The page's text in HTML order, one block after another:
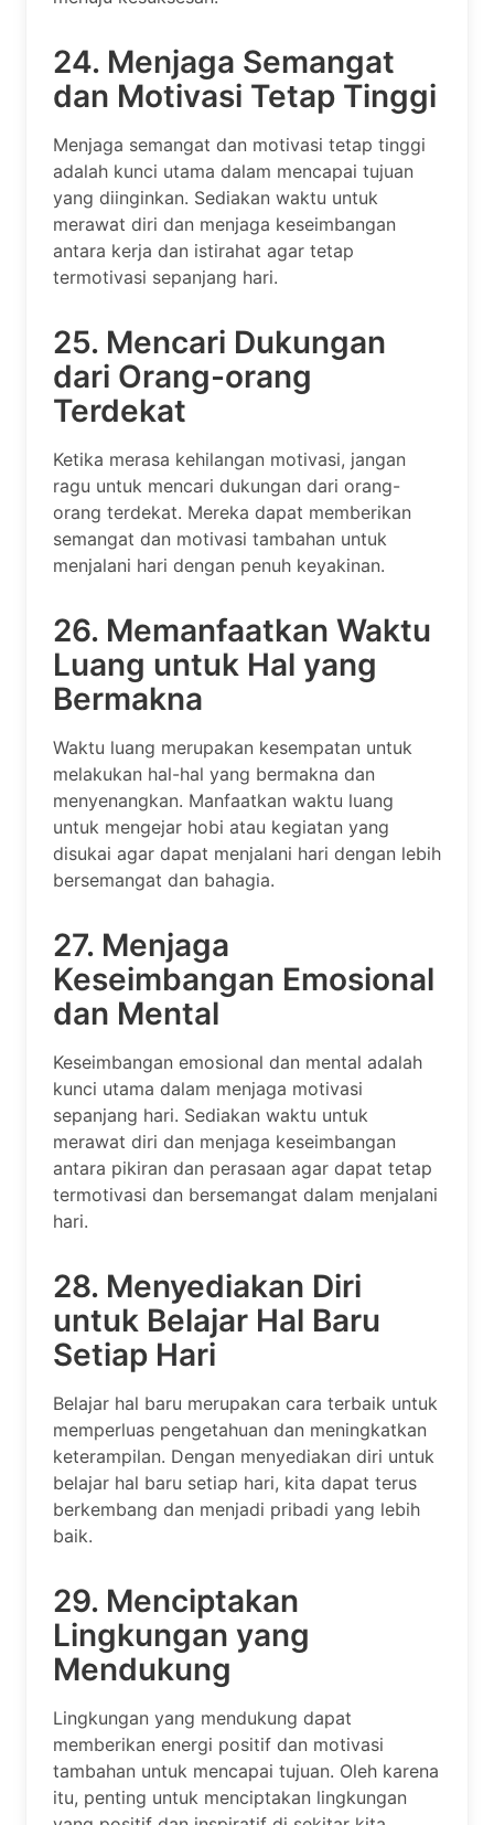
24. Menjaga Semangat
dan Motivasi Tetap Tinggi
Menjaga semangat dan motivasi tetap tinggi
adalah kunci utama dalam mencapai tujuan
yang diinginkan. Sediakan waktu untuk
merawat diri dan menjaga keseimbangan
antara kerja dan istirahat agar tetap
termotivasi sepanjang hari.
25. Mencari Dukungan
dari Orang-orang
Terdekat
Ketika merasa kehilangan motivasi, jangan
ragu untuk mencari dukungan dari orang-
orang terdekat. Mereka dapat memberikan
semangat dan motivasi tambahan untuk
menjalani hari dengan penuh keyakinan.
26. Memanfaatkan Waktu
Luang untuk Hal yang
Bermakna
Waktu luang merupakan kesempatan untuk
melakukan hal-hal yang bermakna dan
menyenangkan. Manfaatkan waktu luang
untuk mengejar hobi atau kegiatan yang
disukai agar dapat menjalani hari dengan lebih
bersemangat dan bahagia.
27. Menjaga
Keseimbangan Emosional
dan Mental
Keseimbangan emosional dan mental adalah
kunci utama dalam menjaga motivasi
sepanjang hari. Sediakan waktu untuk
merawat diri dan menjaga keseimbangan
antara pikiran dan perasaan agar dapat tetap
termotivasi dan bersemangat dalam menjalani
hari.
28. Menyediakan Diri
untuk Belajar Hal Baru
Setiap Hari
Belajar hal baru merupakan cara terbaik untuk
memperluas pengetahuan dan meningkatkan
keterampilan. Dengan menyediakan diri untuk
belajar hal baru setiap hari, kita dapat terus
berkembang dan menjadi pribadi yang lebih
baik.
29. Menciptakan
Lingkungan yang
Mendukung
Lingkungan yang mendukung dapat
memberikan energi positif dan motivasi
tambahan untuk mencapai tujuan. Oleh karena
itu, penting untuk menciptakan lingkungan